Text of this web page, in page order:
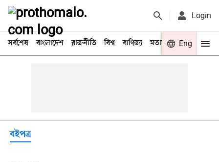
Login
সর্বশেষ বাংলাদেশ রাজনীতি বিশ্ব বাণিজ্য মতামত খেলা
Eng
বইপত্র